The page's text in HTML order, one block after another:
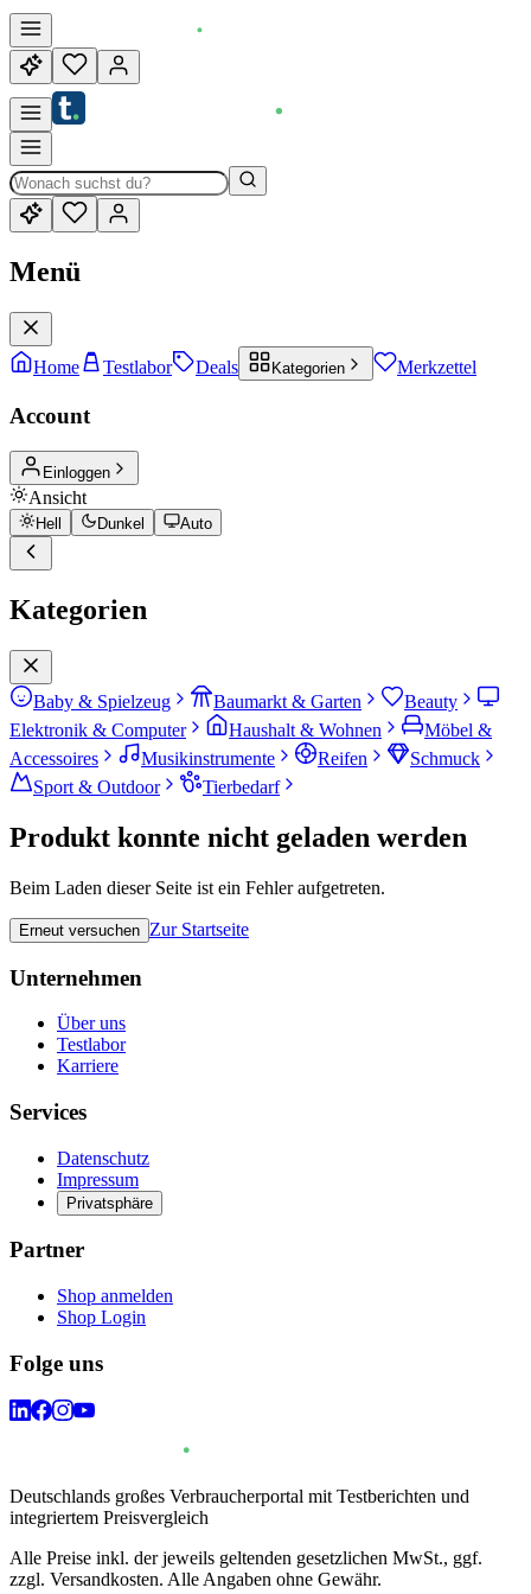
Menü
Home Testlabor Deals Kategorien Merkzettel
Account
Einloggen
Ansicht
Hell Dunkel Auto
Kategorien
Baby & Spielzeug Baumarkt & Garten
Beauty
Elektronik & Computer
Haushalt & Wohnen
Möbel &
Accessoires
Musikinstrumente Reifen
Schmuck
Sport & Outdoor
Tierbedarf
Produkt konnte nicht geladen werden
Beim Laden dieser Seite ist ein Fehler aufgetreten.
Erneut versuchen Zur Startseite
Unternehmen
Über uns
Testlabor
Karriere
Services
Datenschutz
Impressum
Privatsphäre
Partner
Shop anmelden
Shop Login
Folge uns
Deutschlands großes Verbraucherportal mit Testberichten und
integriertem Preisvergleich
Alle Preise inkl. der jeweils geltenden gesetzlichen MwSt., ggf.
zzgl. Versandkosten. Alle Angaben ohne Gewähr.